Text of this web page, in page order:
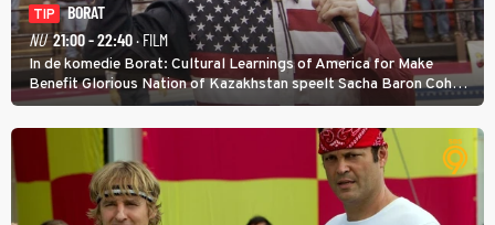
TIP
BORAT
NU 21:00 - 22:40· FILM
In de komedie Borat: Cultural Learnings of America for Make
Benefit Glorious Nation of Kazakhstan speelt Sacha Baron Cohen
een Kazachse journalist die naar Amerika komt om een tv-
programma te maken.